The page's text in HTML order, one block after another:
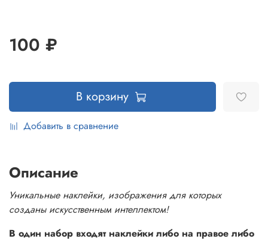
100 ₽
В корзину
Добавить в сравнение
Описание
Уникальные наклейки, изображения для которых
созданы искусственным интеллектом!
В один набор входят наклейки либо на правое либо